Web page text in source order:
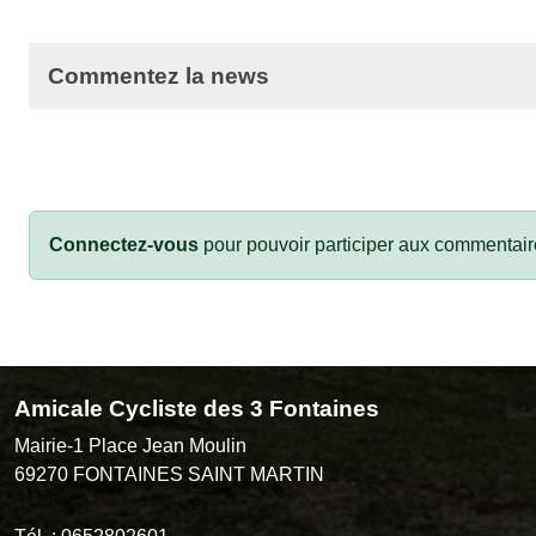
Commentez la news
Connectez-vous pour pouvoir participer aux
Amicale Cycliste des 3 Fontaines
Mairie-1 Place Jean Moulin
69270 FONTAINES SAINT MARTIN